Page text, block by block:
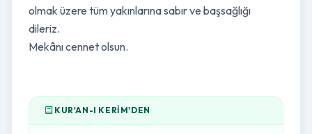
olmak üzere tüm yakınlarına sabır ve başsağlığı
dileriz.
Mekânı cennet olsun.
KUR'AN-I KERIM'DEN